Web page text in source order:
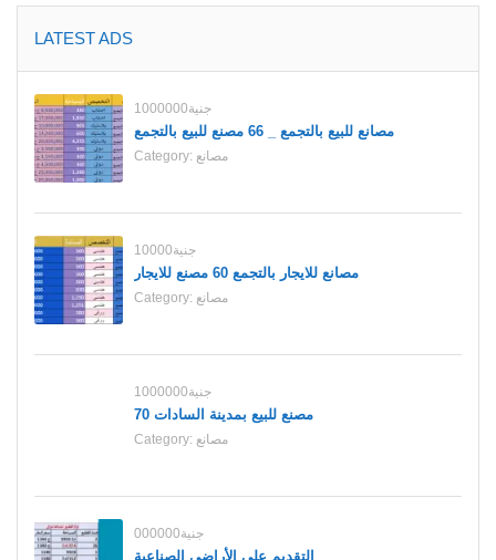
LATEST ADS
1000000جنية
مصانع للبيع بالتجمع _ 66 مصنع للبيع بالتجمع
Category: مصانع
10000جنية
مصانع للايجار بالتجمع 60 مصنع للايجار
Category: مصانع
1000000جنية
70 مصنع للبيع بمدينة السادات
Category: مصانع
000000جنية
التقديم على الأراضي الصناعية